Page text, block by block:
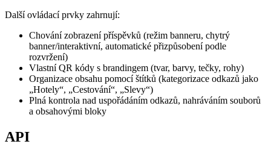
Další ovládací prvky zahrnují:
Chování zobrazení příspěvků (režim banneru, chytrý
banner/interaktivní, automatické přizpůsobení podle
rozvržení)
Vlastní QR kódy s brandingem (tvar, barvy, tečky, rohy)
Organizace obsahu pomocí štítků (kategorizace odkazů jako
„Hotely“, „Cestování“, „Slevy“)
Plná kontrola nad uspořádáním odkazů, nahráváním souborů
a obsahovými bloky
API